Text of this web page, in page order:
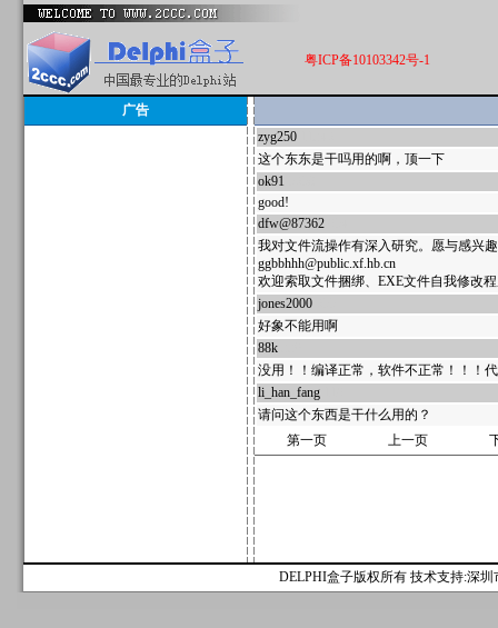
粤ICP备10103342号-1
广告
zyg250
这个东东是干吗用的啊，顶一下
ok91
good!
dfw@87362
我对文件流操作有深入研究。愿与感兴
ggbbhhh@public.xf.hb.cn
欢迎索取文件捆绑、EXE文件自我修改
jones2000
好象不能用啊
88k
没用！！编译正常，软件不正常！！！
li_han_fang
请问这个东西是干什么用的？
第一页
上一页
DELPHI盒子版权所有 技术支持:深